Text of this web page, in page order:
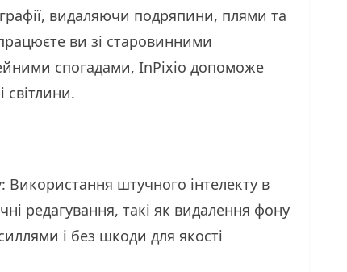
видаляючи подряпини, плями та
ви зі старовинними
спогадами, InPixio допоможе
світлини.
Використання штучного інтелекту в
редагування, такі як видалення фону
і без шкоди для якості